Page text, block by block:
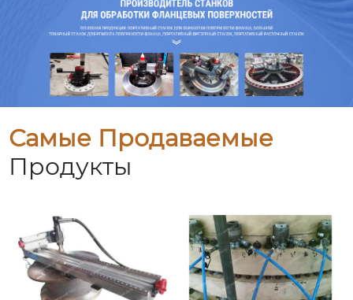
Самые Продаваемые
Продукты